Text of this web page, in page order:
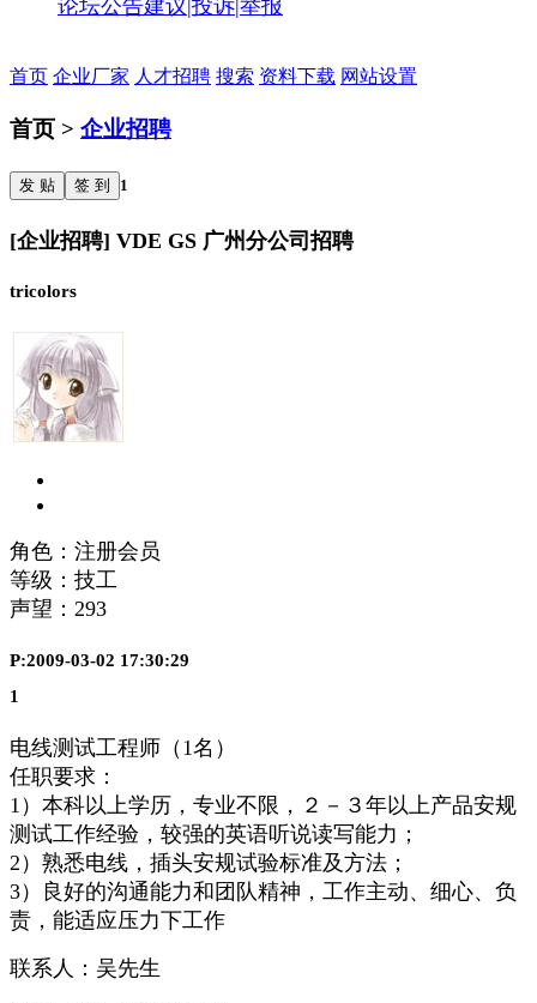
论坛公告建议|投诉|举报
首页 企业厂家 人才招聘 搜索 资料下载 网站设置
首页 > 企业招聘
发 贴 签 到 1
[企业招聘] VDE GS 广州分公司招聘
tricolors
角色：注册会员
等级：技工
声望： 293
P:2009-03-02 17:30:29
1
电线测试工程师（1名）
任职要求：
1）本科以上学历，专业不限，２－３年以上产品安规
测试工作经验，较强的英语听说读写能力；
2）熟悉电线，插头安规试验标准及方法；
3）良好的沟通能力和团队精神，工作主动、细心、负
责，能适应压力下工作
联系人：吴先生